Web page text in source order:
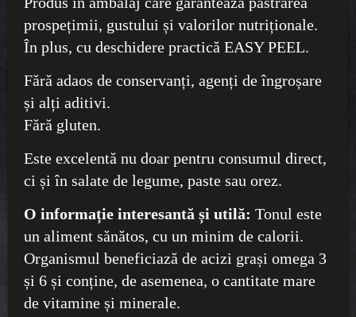
prospețimii, gustului și valorilor nutriționale.
În plus, cu deschidere practică EASY PEEL.
Fără adaos de conservanți, agenți de îngroșare
și alți aditivi.
Fără gluten.
Este excelentă nu doar pentru consumul direct,
ci și în salate de legume, paste sau orez.
O informație interesantă și utilă: Tonul este
un aliment sănătos, cu un minim de calorii.
Organismul beneficiază de acizi grași omega 3
și 6 și conține, de asemenea, o cantitate mare
de vitamine și minerale.